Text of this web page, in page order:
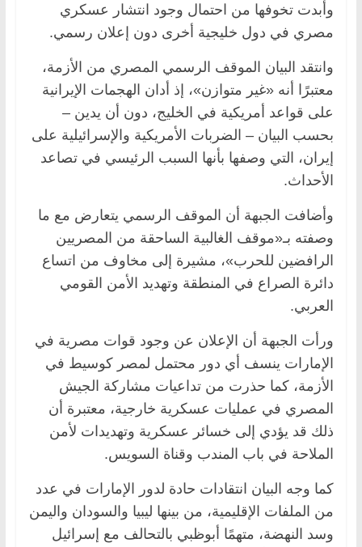
وأبدت تخوفها من احتمال وجود انتشار عسكري
مصري في دول خليجية أخرى دون إعلان رسمي.
وانتقد البيان الموقف الرسمي المصري من الأزمة،
معتبرًا أنه «غير متوازن»، إذ أدان الهجمات الإيرانية
على قواعد أمريكية في الخليج، دون أن يدين –
بحسب البيان – الضربات الأمريكية والإسرائيلية على
إيران، التي وصفها بأنها السبب الرئيسي في تصاعد
الأحداث.
وأضافت الجبهة أن الموقف الرسمي يتعارض مع ما
وصفته بـ«موقف الغالبية الساحقة من المصريين
الرافضين للحرب»، مشيرة إلى مخاوف من اتساع
دائرة الصراع في المنطقة وتهديد الأمن القومي
العربي.
ورأت الجبهة أن الإعلان عن وجود قوات مصرية في
الإمارات ينسف أي دور محتمل لمصر كوسيط في
الأزمة، كما حذرت من تداعيات مشاركة الجيش
المصري في عمليات عسكرية خارجية، معتبرة أن
ذلك قد يؤدي إلى خسائر عسكرية وتهديدات لأمن
الملاحة في باب المندب وقناة السويس.
كما وجه البيان انتقادات حادة لدور الإمارات في عدد
من الملفات الإقليمية، من بينها ليبيا والسودان واليمن
وسد النهضة، متهمًا أبوظبي بالتحالف مع إسرائيل